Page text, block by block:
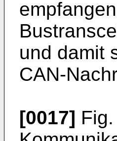
und damit
CAN-
[0017]